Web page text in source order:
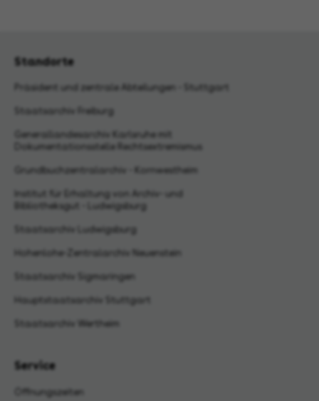
Standorte
Präsident und zentrale Abteilungen - Stuttgart
Staatsarchiv Freiburg
Generallandesarchiv Karlsruhe mit
Dokumentationsstelle Rechtsextremismus
Grundbuchzentralarchiv - Kornwestheim
Institut für Erhaltung von Archiv- und
Bibliotheksgut - Ludwigsburg
Staatsarchiv Ludwigsburg
Hohenlohe-Zentralarchiv Neuenstein
Staatsarchiv Sigmaringen
Hauptstaatsarchiv Stuttgart
Staatsarchiv Wertheim
Service
Öffnungszeiten